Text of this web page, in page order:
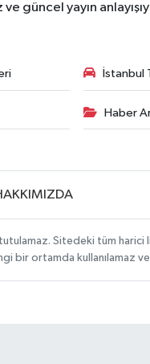
güncel yayın
İstanbul
Haber
Sitedeki tüm harici
bir ortamda kullanılamaz ve